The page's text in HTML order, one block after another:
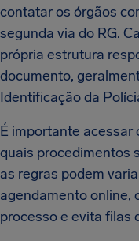
contatar os órgãos
segunda via do RG.
própria estrutura
documento,
Identificação da
É importante acessar
quais procedimentos
as regras podem
agendamento online,
processo e evita filas